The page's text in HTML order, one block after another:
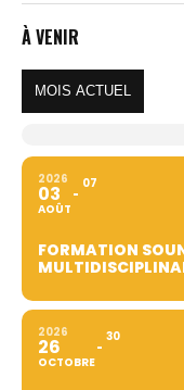
À VENIR
MOIS ACTUEL
2026
03
AOÛT
07
FORMATION
2026
26
OCTOBRE
30